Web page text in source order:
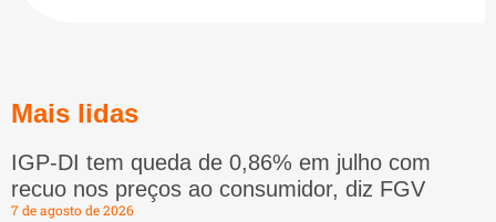
Mais lidas
IGP-DI tem queda de 0,86% em julho com
recuo nos preços ao consumidor, diz FGV
7 de agosto de 2026